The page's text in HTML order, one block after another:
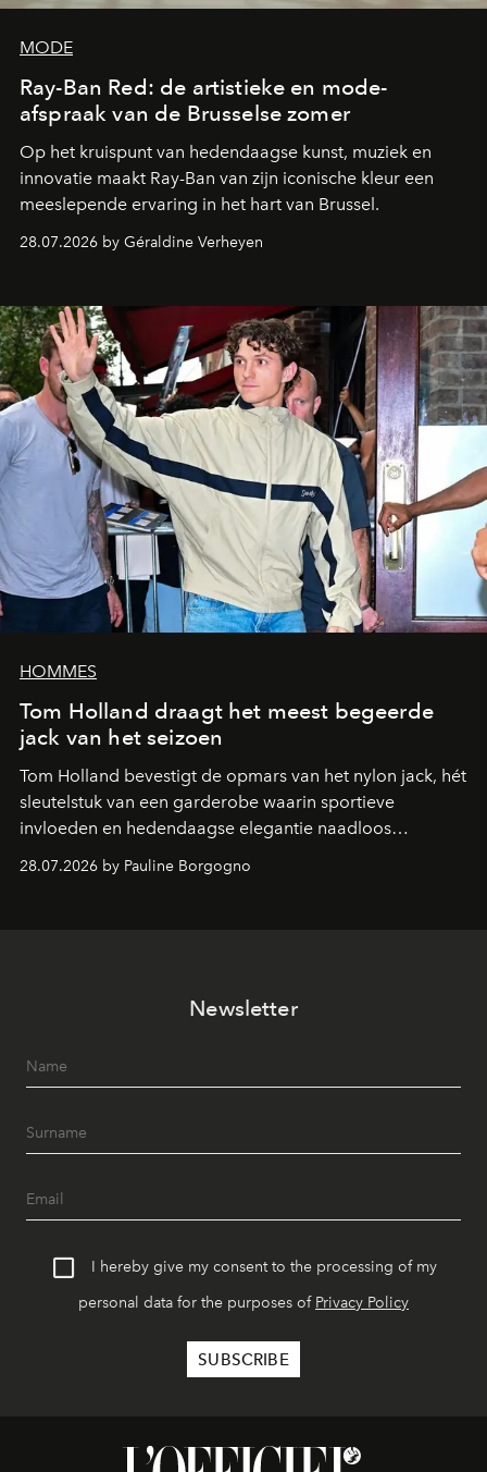
MODE
Ray-Ban Red: de artistieke en mode-
afspraak van de Brusselse zomer
Op het kruispunt van hedendaagse kunst, muziek en
innovatie maakt Ray-Ban van zijn iconische kleur een
meeslepende ervaring in het hart van Brussel.
28.07.2026 by Géraldine Verheyen
HOMMES
Tom Holland draagt het meest begeerde
jack van het seizoen
Tom Holland bevestigt de opmars van het nylon jack, hét
sleutelstuk van een garderobe waarin sportieve
invloeden en hedendaagse elegantie naadloos
samenkomen.
28.07.2026 by Pauline Borgogno
Newsletter
I hereby give my consent to the processing of my
personal data for the purposes of Privacy Policy